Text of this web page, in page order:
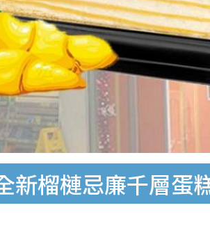
新榴槤忌廉千層蛋